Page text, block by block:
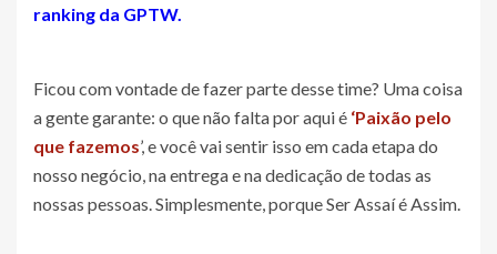
ranking da GPTW.
Ficou com vontade de fazer parte desse time? Uma coisa
a gente garante: o que não falta por aqui é ‘Paixão pelo
que fazemos’, e você vai sentir isso em cada etapa do
nosso negócio, na entrega e na dedicação de todas as
nossas pessoas. Simplesmente, porque Ser Assaí é Assim.